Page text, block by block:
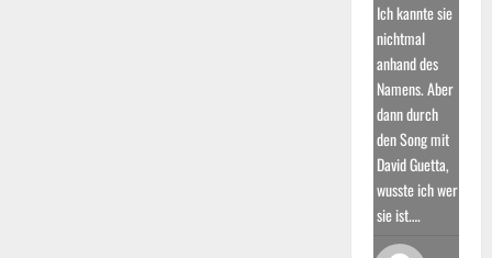
Ich kannte sie
nichtmal
anhand des
Namens. Aber
dann durch
den Song mit
David Guetta,
wusste ich wer
sie ist.…